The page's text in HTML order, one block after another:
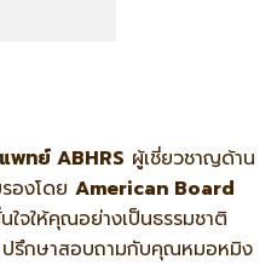
ทย์ ABHRS ผู้เชี่ยวชาญด้าน
องโดย American Board
จให้คุณอย่างเป็นธรรมชาติ
รึกษาสอบถามกับคุณหมอหมิง